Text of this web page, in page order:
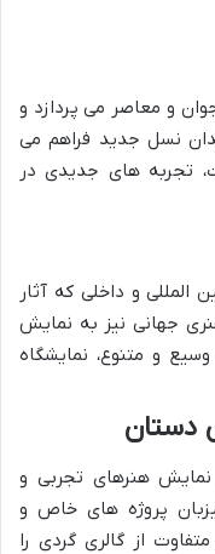
و معاصر می پردازد و
نسل جدید فراهم می
تجربه های جدیدی در
المللی و داخلی که آثار
جهانی نیز به نمایش
و متنوع، نمایشگاه
دستان
نمایش هنرهای تجربی و
پروژه های خاص و
از گالری گردی را